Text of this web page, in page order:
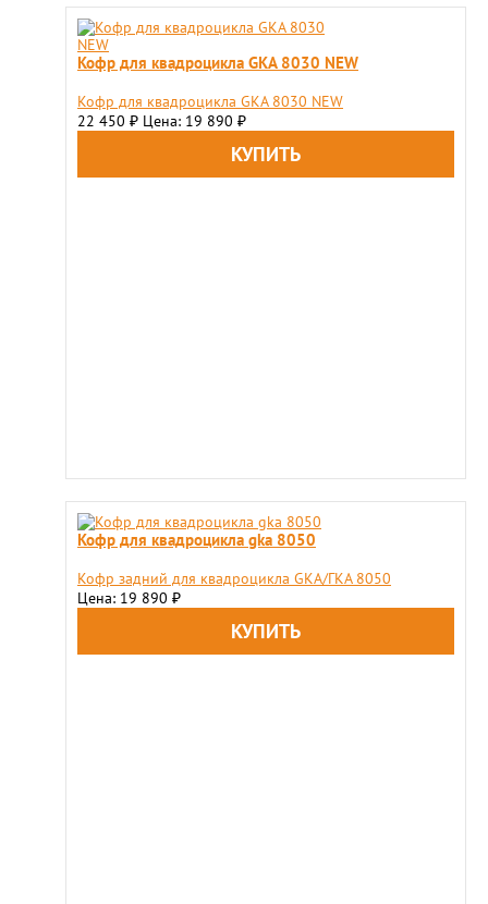
Кофр для квадроцикла GKA 8030 NEW
Кофр для квадроцикла GKA 8030 NEW
22 450 ₽ Цена: 19 890 ₽
Кофр для квадроцикла gka 8050
Кофр задний для квадроцикла GKA/ГКА 8050
Цена: 19 890 ₽